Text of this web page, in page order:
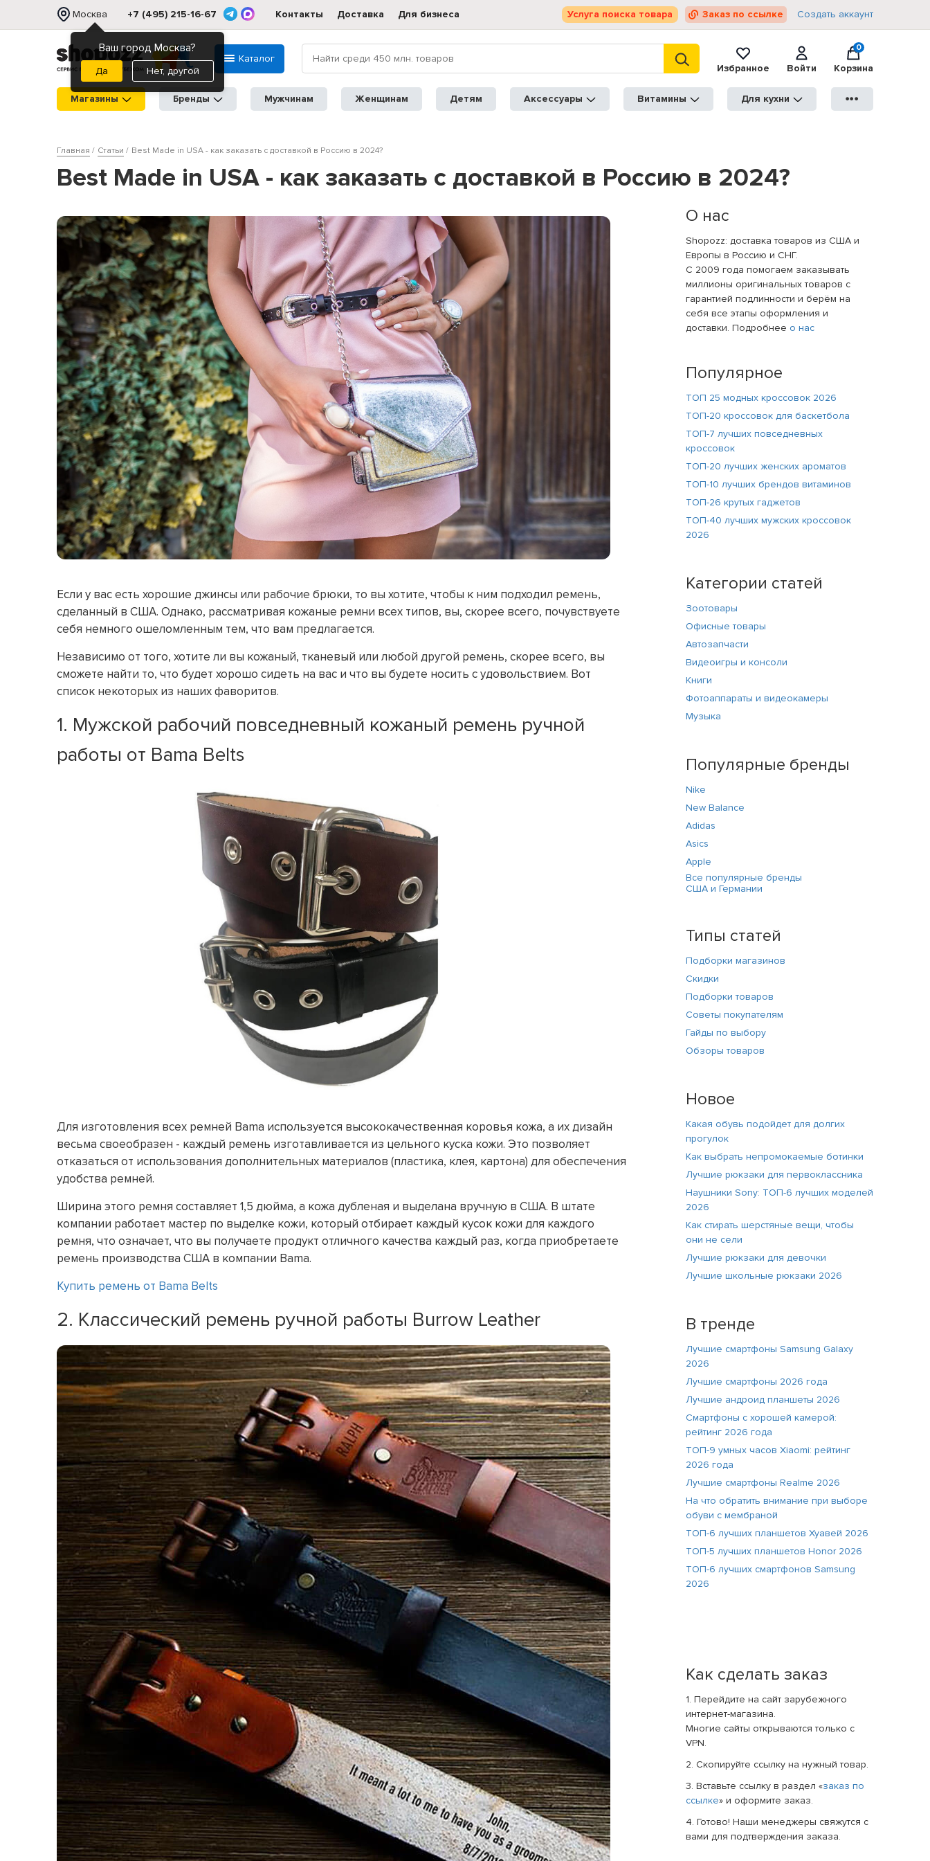
Москва
Ваш город Москва?
Нет, другой
+7 (495) 215-16-67 Контакты Доставка Для бизнеса Услуга поиска товара Заказ по ссылке Создать аккаунт
Каталог
Избранное
Войти
0
Корзина
Магазины Бренды Мужчинам Женщинам Детям Аксессуары Витамины Для кухни ●●●
Главная Статьи Best Made in USA - как заказать с доставкой в Россию в 2024?
Best Made in USA - как заказать с доставкой в Россию в 2024?
Если у вас есть хорошие джинсы или рабочие брюки, то вы хотите, чтобы к ним подходил ремень,
сделанный в США. Однако, рассматривая кожаные ремни всех типов, вы, скорее всего, почувствуете
себя немного ошеломленным тем, что вам предлагается.
Независимо от того, хотите ли вы кожаный, тканевый или любой другой ремень, скорее всего, вы
сможете найти то, что будет хорошо сидеть на вас и что вы будете носить с удовольствием. Вот
список некоторых из наших фаворитов.
1. Мужской рабочий повседневный кожаный ремень ручной
работы от Bama Belts
Для изготовления всех ремней Bama используется высококачественная коровья кожа, а их дизайн
весьма своеобразен - каждый ремень изготавливается из цельного куска кожи. Это позволяет
отказаться от использования дополнительных материалов (пластика, клея, картона) для обеспечения
удобства ремней.
Ширина этого ремня составляет 1,5 дюйма, а кожа дубленая и выделана вручную в США. В штате
компании работает мастер по выделке кожи, который отбирает каждый кусок кожи для каждого
ремня, что означает, что вы получаете продукт отличного качества каждый раз, когда приобретаете
ремень производства США в компании Bama.
Купить ремень от Bama Belts
2. Классический ремень ручной работы Burrow Leather
О нас
Shopozz: доставка товаров из США и
Европы в Россию и СНГ.
С 2009 года помогаем заказывать
миллионы оригинальных товаров с
гарантией подлинности и берём на
себя все этапы оформления и
доставки. Подробнее о нас
Популярное
ТОП 25 модных кроссовок 2026
ТОП-20 кроссовок для баскетбола
ТОП-7 лучших повседневных
кроссовок
ТОП-20 лучших женских ароматов
ТОП-10 лучших брендов витаминов
ТОП-26 крутых гаджетов
ТОП-40 лучших мужских кроссовок
2026
Категории статей
Зоотовары
Офисные товары
Автозапчасти
Видеоигры и консоли
Книги
Фотоаппараты и видеокамеры
Музыка
Популярные бренды
Nike
New Balance
Adidas
Asics
Apple
Все популярные бренды
США и Германии
Типы статей
Подборки магазинов
Скидки
Подборки товаров
Советы покупателям
Гайды по выбору
Обзоры товаров
Новое
Какая обувь подойдет для долгих
прогулок
Как выбрать непромокаемые ботинки
Лучшие рюкзаки для первоклассника
Наушники Sony: ТОП-6 лучших моделей
2026
Как стирать шерстяные вещи, чтобы
они не сели
Лучшие рюкзаки для девочки
Лучшие школьные рюкзаки 2026
В тренде
Лучшие смартфоны Samsung Galaxy
2026
Лучшие смартфоны 2026 года
Лучшие андроид планшеты 2026
Смартфоны с хорошей камерой:
рейтинг 2026 года
ТОП-9 умных часов Xiaomi: рейтинг
2026 года
Лучшие смартфоны Realme 2026
На что обратить внимание при выборе
обуви с мембраной
ТОП-6 лучших планшетов Хуавей 2026
ТОП-5 лучших планшетов Honor 2026
ТОП-6 лучших смартфонов Samsung
2026
Как сделать заказ
1. Перейдите на сайт зарубежного
интернет-магазина.
Многие сайты открываются только с
VPN.
2. Скопируйте ссылку на нужный товар.
3. Вставьте ссылку в раздел «заказ по
ссылке» и оформите заказ.
4. Готово! Наши менеджеры свяжутся с
вами для подтверждения заказа.